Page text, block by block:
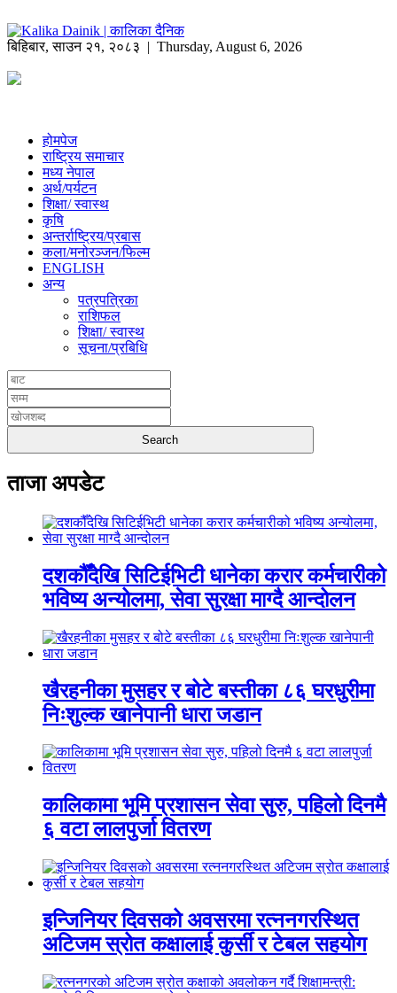
बिहिबार,साउन २१, २०८३ | Thursday, August 6, 2026
होमपेज
राष्ट्रिय समाचार
मध्य नेपाल
अर्थ/पर्यटन
शिक्षा/ स्वास्थ
कृषि
अन्तर्राष्ट्रिय/प्रबास
कला/मनोरञ्जन/फिल्म
ENGLISH
अन्य
पत्रपत्रिका
राशिफल
शिक्षा/ स्वास्थ
सूचना/प्रबिधि
ताजा अपडेट
दशकौँदेखि सिटिईभिटी धानेका करार कर्मचारीको
भविष्य अन्योलमा, सेवा सुरक्षा माग्दै आन्दोलन
खैरहनीका मुसहर र बोटे बस्तीका ८६ घरधुरीमा
निःशुल्क खानेपानी धारा जडान
कालिकामा भूमि प्रशासन सेवा सुरु, पहिलो दिनमै
६ वटा लालपुर्जा वितरण
इन्जिनियर दिवसको अवसरमा रत्ननगरस्थित
अटिजम स्रोत कक्षालाई कुर्सी र टेबल सहयोग